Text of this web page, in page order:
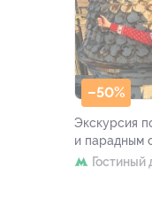
–50%
Экскурсия
и парадным
Гостиный